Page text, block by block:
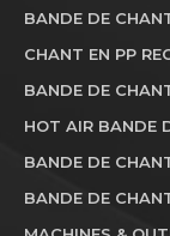
BANDE DE
CHANT EN PP
BANDE DE
HOT AIR BANDE
BANDE DE
BANDE DE